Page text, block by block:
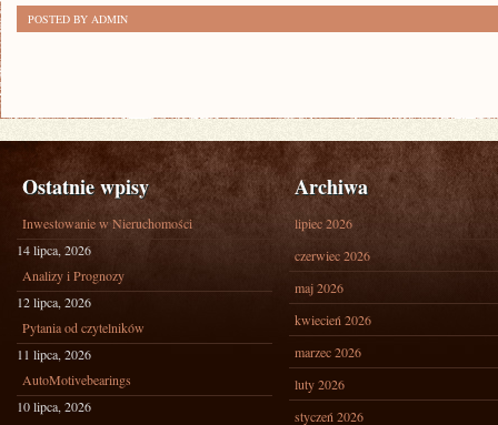
POSTED BY ADMIN
Ostatnie wpisy
Inwestowanie w Nieruchomości
14 lipca, 2026
Analizy i Prognozy
12 lipca, 2026
Pytania od czytelników
11 lipca, 2026
AutoMotivebearings
10 lipca, 2026
Archiwa
lipiec 2026
czerwiec 2026
maj 2026
kwiecień 2026
marzec 2026
luty 2026
styczeń 2026